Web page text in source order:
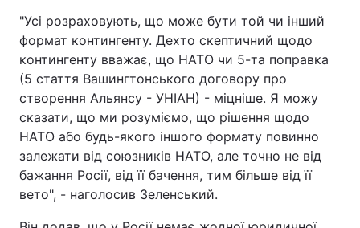
"Усі розраховують, що може бути той чи інший
формат контингенту. Дехто скептичний щодо
контингенту вважає, що НАТО чи 5-та поправка
(5 стаття Вашингтонського договору про
створення Альянсу - УНІАН) - міцніше. Я можу
сказати, що ми розуміємо, що рішення щодо
НАТО або будь-якого іншого формату повинно
залежати від союзників НАТО, але точно не від
бажання Росії, від її бачення, тим більше від її
вето", - наголосив Зеленський.